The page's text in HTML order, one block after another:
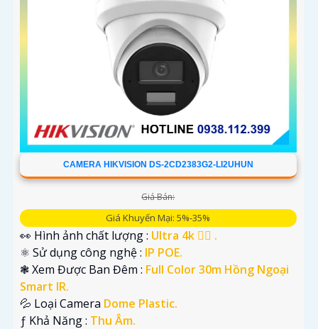
CAMERA HIKVISION DS-2CD2383G2-LI2UHUN
Giá Bán:
Giá Khuyến Mại: 5%-35%
👀 Hình ảnh chất lượng : Ultra 4k 👍🏾 .
⚛️ Sử dụng công nghệ : IP POE.
❃ Xem Được Ban Đêm : Full Color 30m Hồng Ngoại
Smart IR.
💦 Loại Camera Dome Plastic.
️ƒ Khả Năng : Thu Âm.